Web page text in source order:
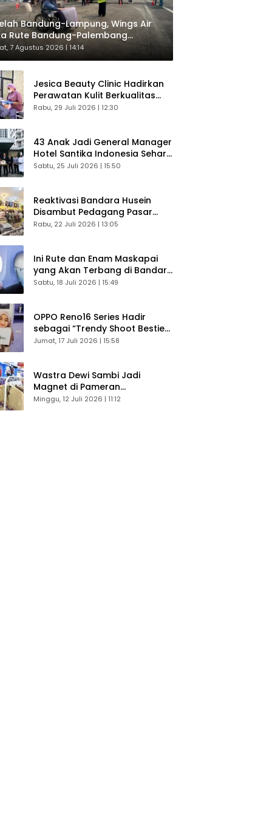
Bandung-Lampung, Wings Air
Rute Bandung-Palembang
Langsung Penumpang
7 Agustus 2026 | 14:14
Jesica Beauty Clinic Hadirkan
Perawatan Kulit Berkualitas
Plus Konsultasi Gratis
Rabu, 29 Juli 2026 | 12:30
43 Anak Jadi General Manager
Hotel Santika Indonesia Sehari
Sukses Digelar
Sabtu, 25 Juli 2026 | 15:50
Reaktivasi Bandara Husein
Disambut Pedagang Pasar
Baru, Diyakini Bangkitkan
Rabu, 22 Juli 2026 | 13:05
Ini Rute dan Enam Maskapai
yang Akan Terbang di Bandara
Husein Sastranegara
Sabtu, 18 Juli 2026 | 15:49
OPPO Reno16 Series Hadir
sebagai “Trendy Shoot Bestie”,
Bikin Konten Kreator Makin
Jumat, 17 Juli 2026 | 15:58
Wastra Dewi Sambi Jadi
Magnet di Pameran
Dekranasda, Banyak Diminati
Minggu, 12 Juli 2026 | 11:12